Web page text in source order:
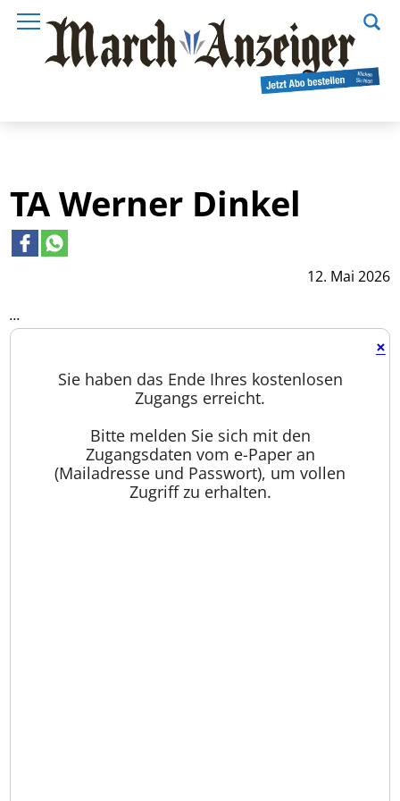
12. Mai 2026
TA Werner Dinkel
...
×
Sie haben das Ende Ihres kostenlosen
Zugangs erreicht.
Bitte melden Sie sich mit den
Zugangsdaten vom e-Paper an
(Mailadresse und Passwort), um vollen
Zugriff zu erhalten.